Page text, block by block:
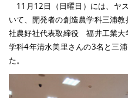
11月12日（日曜日）には、ヤ
いて、開発者の創造農学科三浦
社農好社代表取締役 福井工業大
学科4年清水美里さんの3名と三
た。